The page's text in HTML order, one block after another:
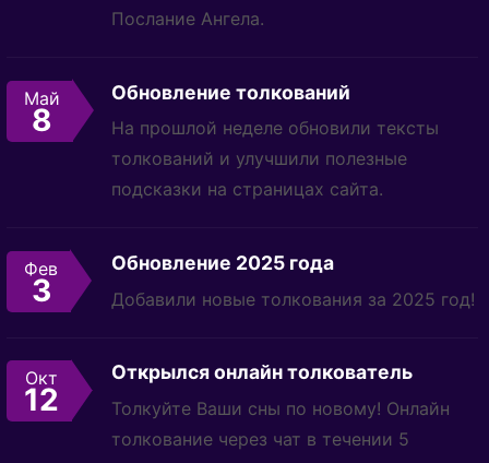
Послание Ангела.
Май
8
Обновление толкований
На прошлой неделе обновили тексты
толкований и улучшили полезные
подсказки на страницах сайта.
Фев
3
Обновление 2025 года
Добавили новые толкования за 2025 год!
Окт
12
Открылся онлайн толкователь
Толкуйте Ваши сны по новому! Онлайн
толкование через чат в течении 5